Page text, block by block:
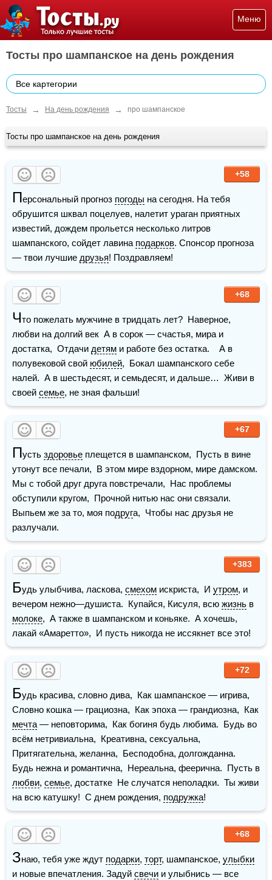
Меню
Тосты про шампанское на день рождения
Все картегории
Тосты → На день рождения → про шампанское
Тосты про шампанское на день рождения
+58
Персональный прогноз погоды на сегодня. На тебя
обрушится шквал поцелуев, налетит ураган приятных
известий, дождем прольется несколько литров
шампанского, сойдет лавина подарков. Спонсор прогноза
— твои лучшие друзья! Поздравляем!
+68
Что пожелать мужчине в тридцать лет?  Наверное,
любви на долгий век  А в сорок — счастья, мира и
достатка,  Отдачи детям и работе без остатка.    А в
полувековой свой юбилей,  Бокал шампанского себе
налей.  А в шестьдесят, и семьдесят, и дальше…  Живи в
своей семье, не зная фальши!
+67
Пусть здоровье плещется в шампанском,  Пусть в вине
утонут все печали,  В этом мире вздорном, мире дамском.
Мы с тобой друг друга повстречали,  Нас проблемы
обступили кругом,  Прочной нитью нас они связали.
Выпьем же за то, моя подруга,  Чтобы нас друзья не
разлучали.
+383
Будь улыбчива, ласкова, смехом искриста,  И утром, и
вечером нежно—душиста.  Купайся, Кисуля, всю жизнь
молоке,  А также в шампанском и коньяке.  А хочешь,
лакай «Амаретто»,  И пусть никогда не иссякнет все это!
+72
Будь красива, словно дива,  Как шампанское — игрива,
мечта — неповторима,  Как богиня будь любима.  Будь во
всём нетривиальна,  Креативна, сексуальна,
Притягательна, желанна,  Бесподобна, долгожданна.
любви, семье, достатке  Не случатся неполадки.  Ты живи
на всю катушку!  С днем рождения, подружка!
+68
Знаю, тебя уже ждут подарки, торт, шампанское, улыбки
и новые впечатления. Задуй свечи и улыбнись — все